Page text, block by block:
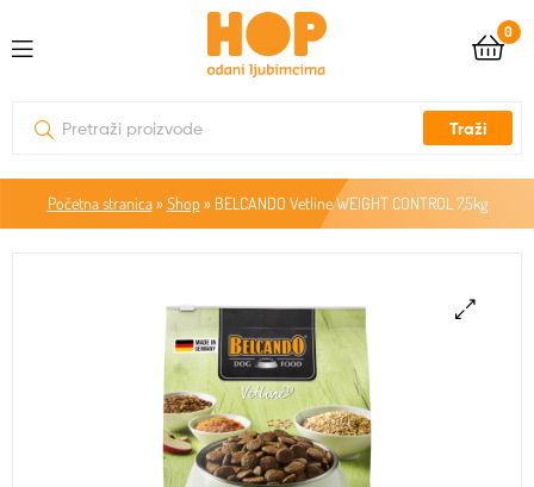
0
Traži
Početna stranica» Shop» BELCANDO Vetline WEIGHT CONTROL 7,5kg